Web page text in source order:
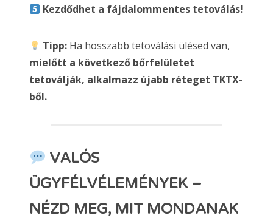
Kezdődhet a fájdalommentes tetoválás!
Tipp: Ha hosszabb tetoválási ülésed van,
mielőtt a következő bőrfelületet
tetoválják, alkalmazz újabb réteget TKTX-
ből.
VALÓS
ÜGYFÉLVÉLEMÉNYEK –
NÉZD MEG, MIT MONDANAK